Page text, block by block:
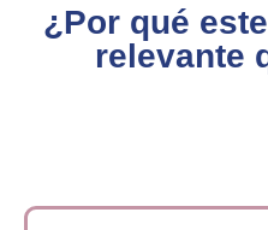
¿Por qué
relevante